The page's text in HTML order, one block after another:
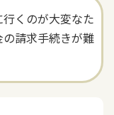
費用とは？
メディア
くのが大変なた
請求手続きが難